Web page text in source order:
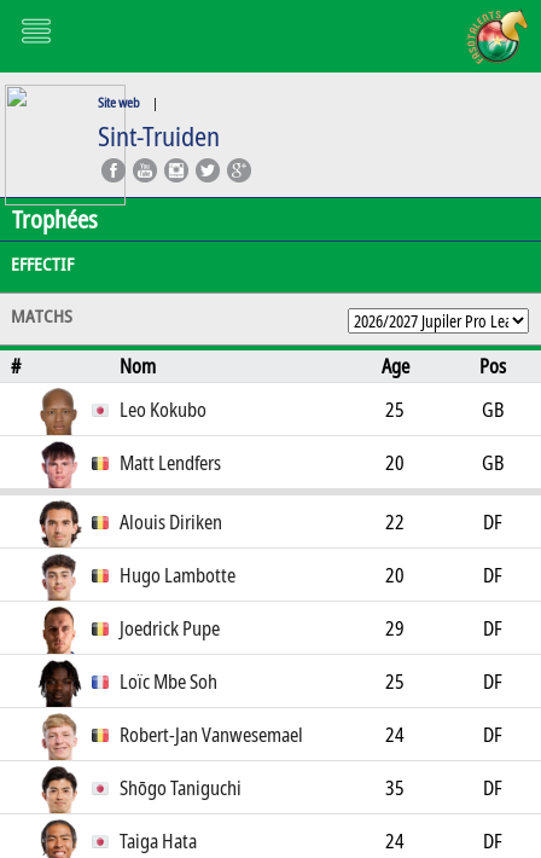
Site web |
Sint-Truiden
Trophées
EFFECTIF
MATCHS
# Nom Age
Pos
Leo Kokubo
25
GB
Matt Lendfers
20 GB
Alouis Diriken 22
DF
Hugo Lambotte
20
DF
Joedrick Pupe
29
DF
Loïc Mbe Soh
25
DF
Robert-Jan Vanwesemael
24
DF
Shōgo Taniguchi
35
DF
Taiga Hata
24
DF